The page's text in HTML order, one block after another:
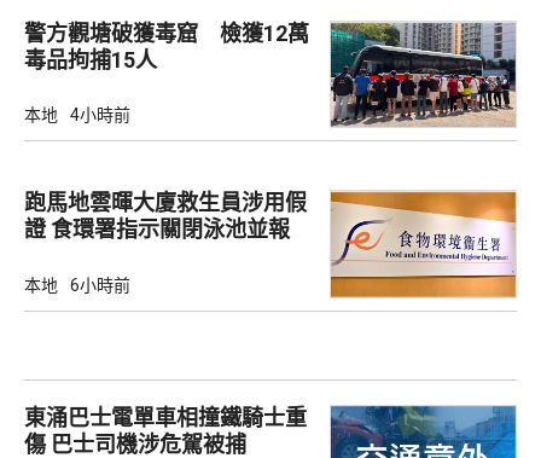
警方觀塘破獲毒窟 檢獲12萬
毒品拘捕15人
本地 4小時前
跑馬地雲暉大廈救生員涉用假
證 食環署指示關閉泳池並報
本地 6小時前
東涌巴士電單車相撞鐵騎士重
傷 巴士司機涉危駕被捕